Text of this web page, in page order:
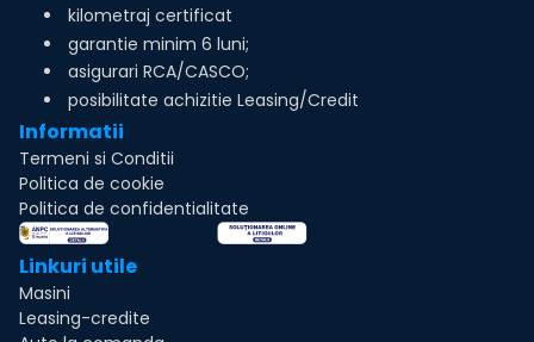
kilometraj certificat
garantie minim 6 luni;
asigurari RCA/CASCO;
posibilitate achizitie Leasing/Credit
Informatii
Termeni si Conditii
Politica de cookie
Politica de confidentialitate
Linkuri utile
Masini
Leasing-credite